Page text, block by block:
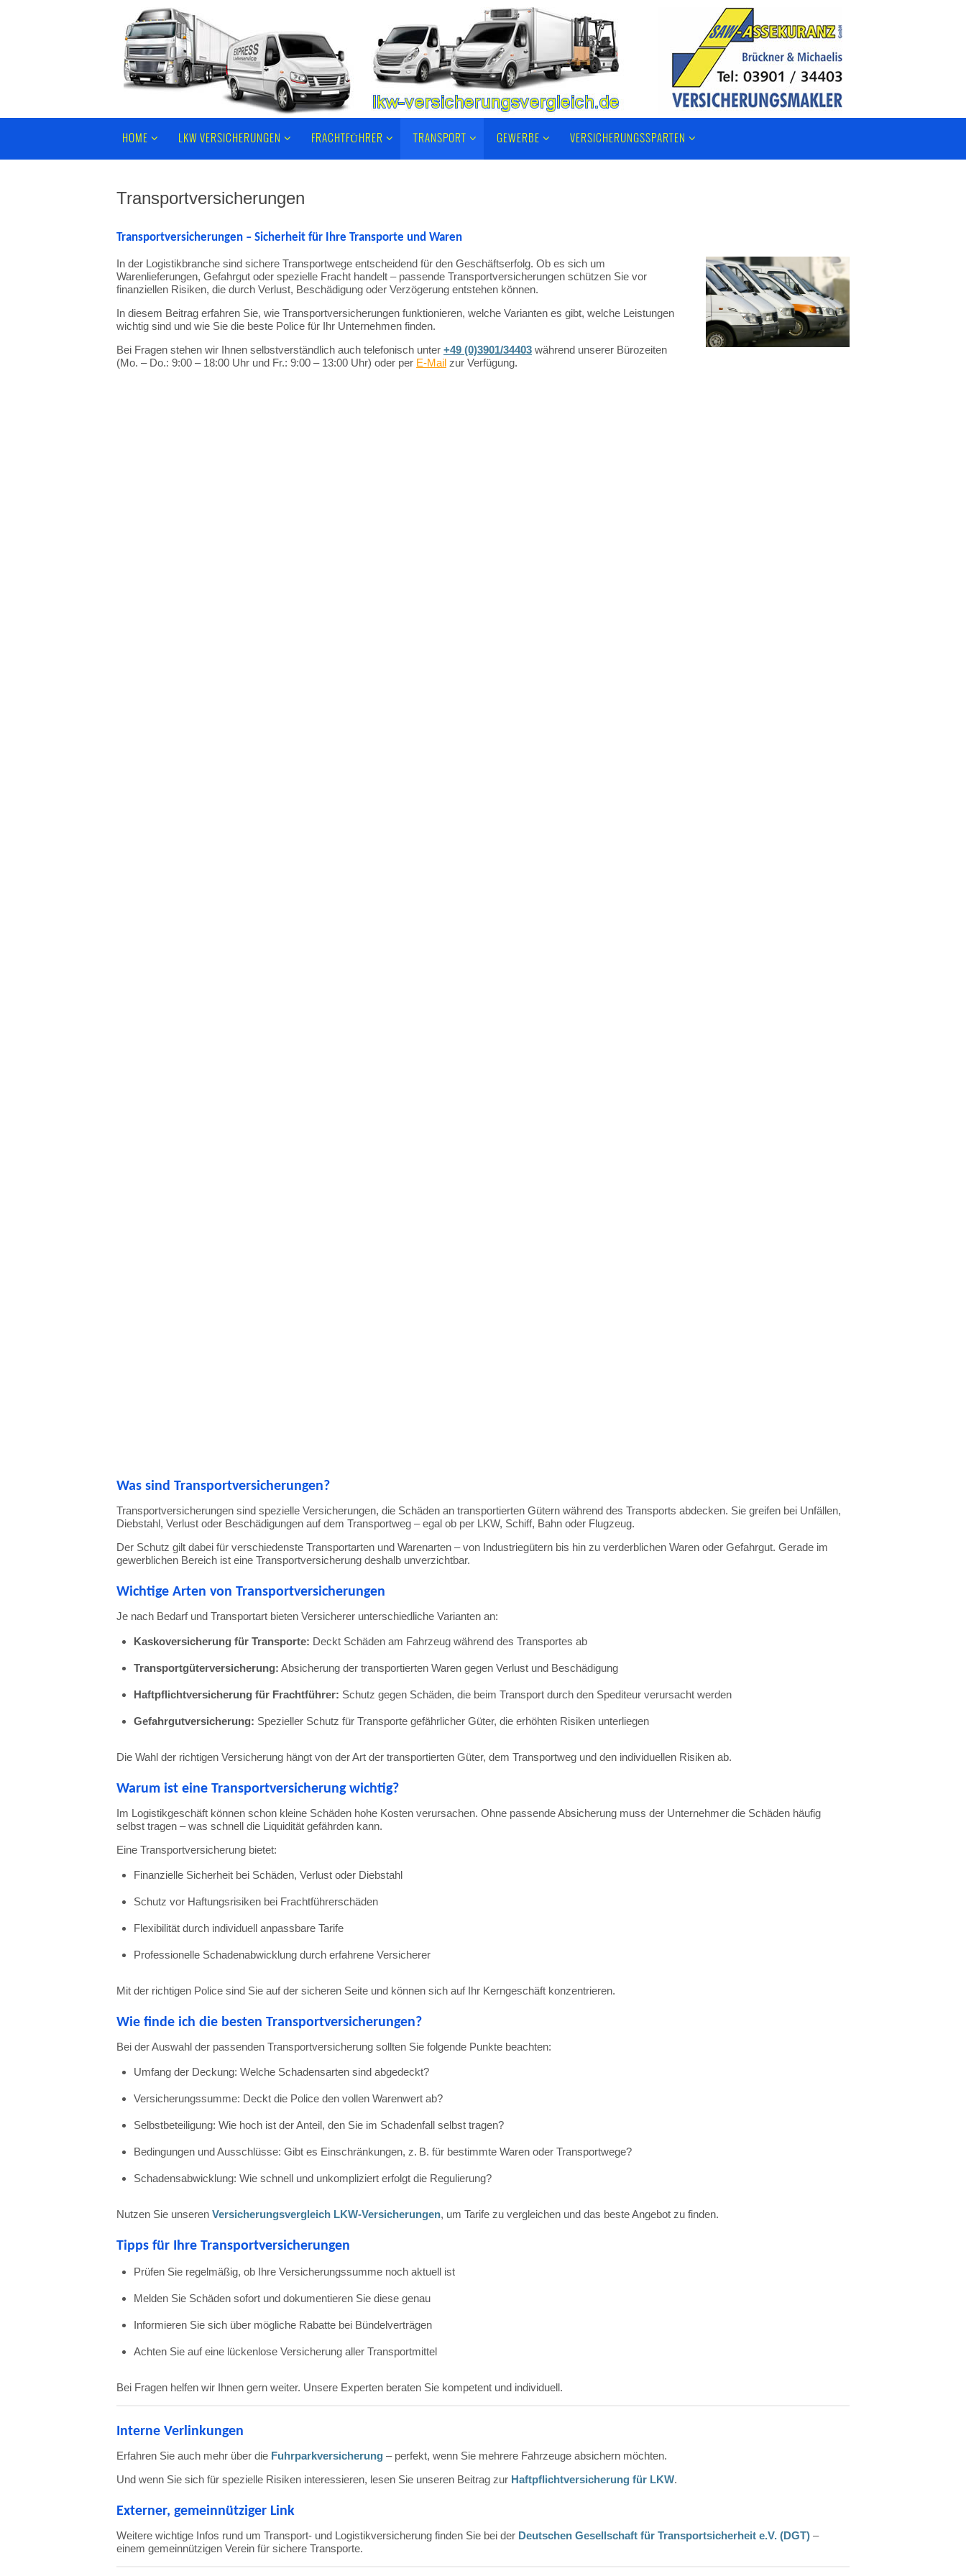
HOME LKW VERSICHERUNGEN FRACHTFÜHRER TRANSPORT GEWERBE VERSICHERUNGSSPARTEN
Transportversicherungen
Transportversicherungen – Sicherheit für Ihre Transporte und Waren
In der Logistikbranche sind sichere Transportwege entscheidend für den Geschäftserfolg. Ob es sich um
Warenlieferungen, Gefahrgut oder spezielle Fracht handelt – passende Transportversicherungen schützen Sie vor
finanziellen Risiken, die durch Verlust, Beschädigung oder Verzögerung entstehen können.
In diesem Beitrag erfahren Sie, wie Transportversicherungen funktionieren, welche Varianten es gibt, welche Leistungen
wichtig sind und wie Sie die beste Police für Ihr Unternehmen finden.
Bei Fragen stehen wir Ihnen selbstverständlich auch telefonisch unter +49 (0)3901/34403 während unserer Bürozeiten
(Mo. – Do.: 9:00 – 18:00 Uhr und Fr.: 9:00 – 13:00 Uhr) oder per E-Mail zur Verfügung.
Was sind Transportversicherungen?
Transportversicherungen sind spezielle Versicherungen, die Schäden an transportierten Gütern während des Transports abdecken. Sie greifen bei Unfällen,
Diebstahl, Verlust oder Beschädigungen aufdem Transportweg –egal ob per LKW, Schiff, Bahn oder Flugzeug.
Der Schutz gilt dabei für verschiedenste Transportarten und Warenarten –von Industriegütern bis hin zu verderblichen Waren oder Gefahrgut. Gerade im
gewerblichen Bereich ist eine Transportversicherung deshalb unverzichtbar.
Wichtige Arten von Transportversicherungen
Je nach Bedarf und Transportart bieten Versicherer unterschiedliche Varianten an:
Kaskoversicherung für Transporte: Deckt Schäden am Fahrzeug während des Transportes ab
Transportgüterversicherung: Absicherung der transportierten Waren gegen Verlust und Beschädigung
Haftpflichtversicherung für Frachtführer: Schutz gegen Schäden, die beim Transport durch den Spediteur verursacht werden
Gefahrgutversicherung: Spezieller Schutz für Transporte gefährlicher Güter, die erhöhten Risiken unterliegen
Die Wahl der richtigen Versicherung hängt von derArt der transportierten Güter, dem Transportweg und den individuellen Risiken ab.
Warum ist eine Transportversicherung wichtig?
Im Logistikgeschäft können schon kleine Schäden hohe Kosten verursachen. Ohne passendeAbsicherung muss der Unternehmer die Schäden häufig
selbst tragen –was schnell die Liquidität gefährden kann.
Eine Transportversicherung bietet:
Finanzielle Sicherheit bei Schäden, Verlust oder Diebstahl
Schutz vor Haftungsrisiken bei Frachtführerschäden
Flexibilität durch individuell anpassbare Tarife
Professionelle Schadenabwicklung durch erfahrene Versicherer
Mit der richtigen Police sind Sie aufder sicheren Seite und können sich auf Ihr Kerngeschäft konzentrieren.
Wie finde ich die besten Transportversicherungen?
Bei derAuswahl der passenden Transportversicherung sollten Sie folgende Punkte beachten:
Umfang der Deckung: Welche Schadensarten sind abgedeckt?
Versicherungssumme: Deckt die Police den vollen Warenwert ab?
Selbstbeteiligung: Wie hoch ist derAnteil, den Sie im Schadenfall selbst tragen?
Bedingungen undAusschlüsse: Gibt es Einschränkungen, z. B. für bestimmte Waren oder Transportwege?
Schadensabwicklung: Wie schnell und unkompliziert erfolgt die Regulierung?
Nutzen Sie unseren Versicherungsvergleich LKW-Versicherungen, um Tarife zu vergleichen und das besteAngebot zu finden.
Tipps für Ihre Transportversicherungen
Prüfen Sie regelmäßig, ob Ihre Versicherungssumme noch aktuell ist
Melden Sie Schäden sofort und dokumentieren Sie diese genau
Informieren Sie sich über mögliche Rabatte bei Bündelverträgen
Achten Sie aufeine lückenlose Versicherung aller Transportmittel
Bei Fragen helfen wir Ihnen gern weiter. Unsere Experten beraten Sie kompetent und individuell.
Interne Verlinkungen
Erfahren Sie auch mehr über die Fuhrparkversicherung – perfekt, wenn Sie mehrere Fahrzeuge absichern möchten.
Und wenn Sie sich für spezielle Risiken interessieren, lesen Sie unseren Beitrag zur Haftpflichtversicherung für LKW.
Externer, gemeinnütziger Link
Weitere wichtige Infos rund um Transport- und Logistikversicherung finden Sie bei der Deutschen Gesellschaft für Transportsicherheit e.V. (DGT) –
einem gemeinnützigen Verein für sichere Transporte.